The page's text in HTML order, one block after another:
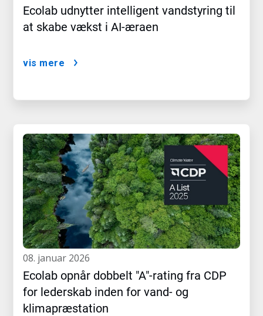
Ecolab udnytter intelligent vandstyring til
at skabe vækst i AI-æraen
vis mere
08. januar 2026
Ecolab opnår dobbelt "A"-rating fra CDP
for lederskab inden for vand- og
klimapræstation